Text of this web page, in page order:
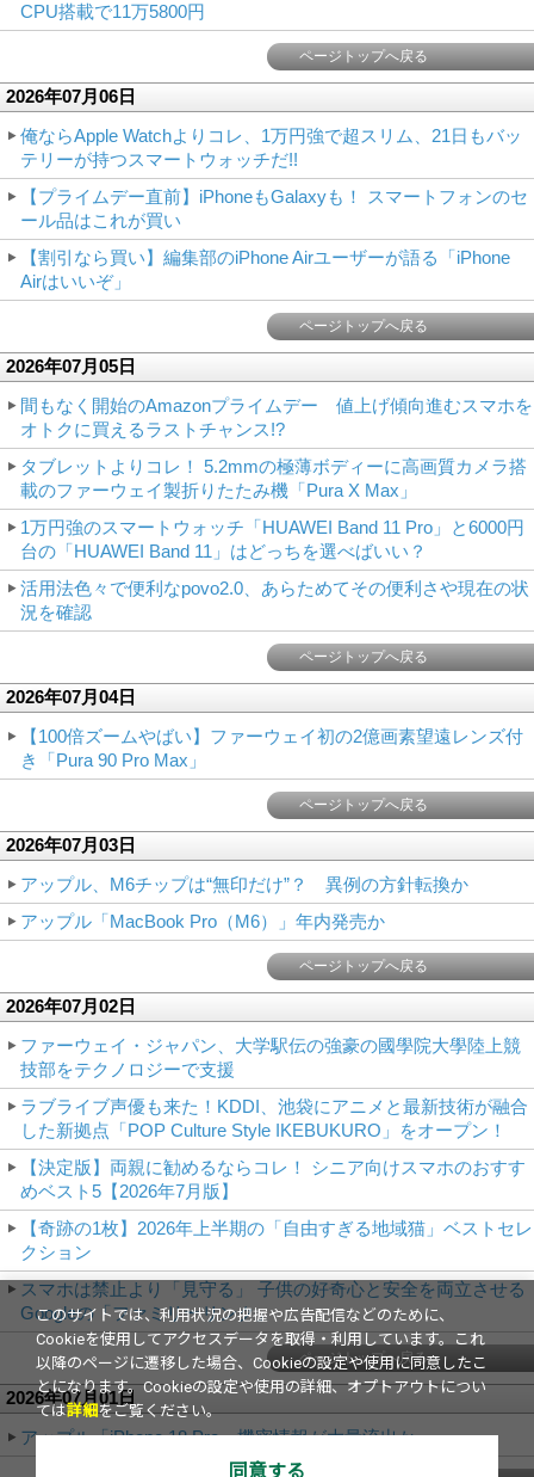
CPU搭載で11万5800円
ページトップへ戻る
2026年07月06日
俺ならApple Watchよりコレ、1万円強で超スリム、21日もバッ
テリーが持つスマートウォッチだ!!
【プライムデー直前】iPhoneもGalaxyも！ スマートフォンのセ
ール品はこれが買い
【割引なら買い】編集部のiPhone Airユーザーが語る「iPhone
Airはいいぞ」
ページトップへ戻る
2026年07月05日
間もなく開始のAmazonプライムデー 値上げ傾向進むスマホを
オトクに買えるラストチャンス!?
タブレットよりコレ！ 5.2mmの極薄ボディーに高画質カメラ搭
載のファーウェイ製折りたたみ機「Pura X Max」
1万円強のスマートウォッチ「HUAWEI Band 11 Pro」と6000円
台の「HUAWEI Band 11」はどっちを選べばいい？
活用法色々で便利なpovo2.0、あらためてその便利さや現在の状
況を確認
ページトップへ戻る
2026年07月04日
【100倍ズームやばい】ファーウェイ初の2億画素望遠レンズ付
き「Pura 90 Pro Max」
ページトップへ戻る
2026年07月03日
アップル、M6チップは“無印だけ”？ 異例の方針転換か
アップル「MacBook Pro（M6）」年内発売か
ページトップへ戻る
2026年07月02日
ファーウェイ・ジャパン、大学駅伝の強豪の國學院大學陸上競
技部をテクノロジーで支援
ラブライブ声優も来た！KDDI、池袋にアニメと最新技術が融合
した新拠点「POP Culture Style IKEBUKURO」をオープン！
【決定版】両親に勧めるならコレ！ シニア向けスマホのおすす
めベスト5【2026年7月版】
【奇跡の1枚】2026年上半期の「自由すぎる地域猫」ベストセレ
クション
スマホは禁止より「見守る」 子供の好奇心と安全を両立させる
Googleの「ファミリーリンク」
ページトップへ戻る
2026年07月01日
アップル「iPhone 18 Pro」機密情報が大量流出か
このサイトでは、利用状況の把握や広告配信などのために、
Cookieを使用してアクセスデータを取得・利用しています。これ
以降のページに遷移した場合、Cookieの設定や使用に同意したこ
とになります。Cookieの設定や使用の詳細、オプトアウトについ
ては詳細をご覧ください。
同意する